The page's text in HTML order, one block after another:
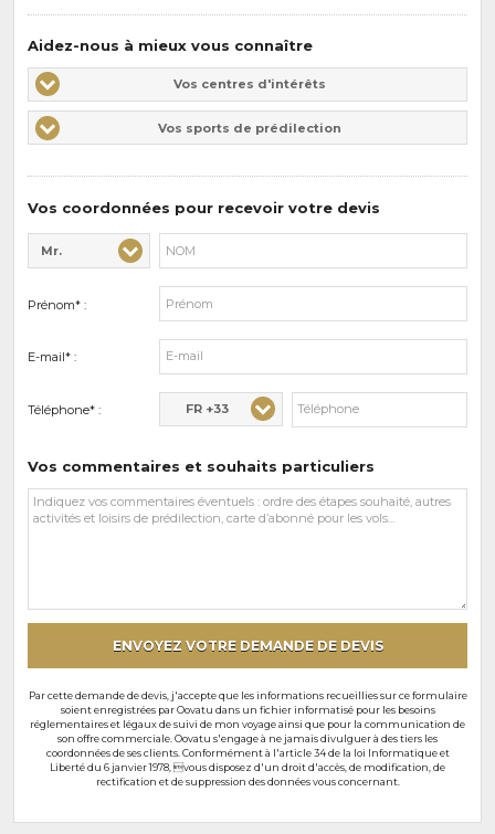
Aidez-nous à mieux vous connaître
Vos
centres
d'intérêts
Vos centres d'intérêts
Vos
sports
de
Vos sports de prédilection
Vos coordonnées pour recevoir votre devis
Civilité* :
Mr.
Nom* :
Prénom* :
E-mail* :
Téléphone* : FR +33
Vos commentaires et souhaits particuliers
Vos
commentaires
ENVOYEZ VOTRE DEMANDE DE DEVIS
Par cette demande de devis, j'accepte que les informations recueillies sur ce formulaire
soient enregistrées par Oovatu dans un fichier informatisé pour les besoins
réglementaires et légaux de suivi de mon voyage ainsi que pour la communication de
son offre commerciale. Oovatu s'engage à ne jamais divulguer à des tiers les
coordonnées de ses clients. Conformément à l'article 34 de la loi Informatique et
Liberté du 6 janvier 1978, vous disposez d'un droit d'accès, de modification, de
rectification et de suppression des données vous concernant.